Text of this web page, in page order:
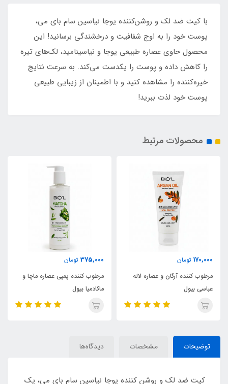
با کیت ضد لک و روشن‌کننده یوجا نیاسین سام بای می،
پوست خود را به اوج شفافیت و درخشندگی برسانید! این
محصول حاوی عصاره طبیعی یوجا و نیاسینامید، لک‌های تیره
را کاهش داده و پوست را یکدست می‌کند. به سرعت نتایج
خیره‌کننده را مشاهده کنید و با اطمینان از زیبایی طبیعی
پوست خود لذت ببرید!
محصولات مرتبط
170,000 تومان
مرطوب کننده آرگان و عصاره لاله
عباسی بیول
375,000 تومان
مرطوب کننده پمپی عصاره ماچا و
ماکادمیا بیول
توضیحات مشخصات دیدگاه‌ها
کیت ضد لک و روشن کننده یوجا نیاسین سام بای می، یک